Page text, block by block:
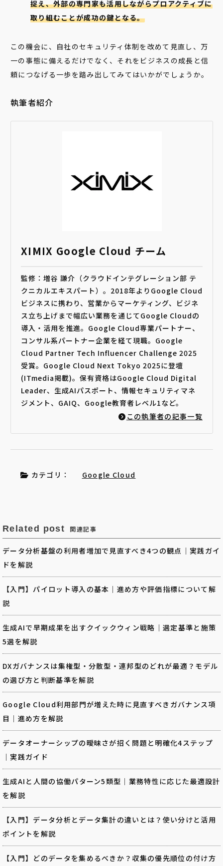
捉え、外部の専門家も活用しながらプロアクティブに
取り組むことが成功の鍵となる。
この機会に、自社のセキュリティ体制を改めて見直し、万
一の事態に備えるだけでなく、それをビジネスの成長と信
頼につなげる一歩を踏み出してみてはいかがでしょうか。
執筆者紹介
XIMIX Google Cloud チーム
監修：増谷 謙介（クラウドインテグレーション部 テ
クニカルエキスパート）。2018年よりGoogle Cloud
ビジネスに携わり、営業からマーケティング、ビジネ
ス立ち上げまで幅広い業務を通じてGoogle Cloudの
導入・活用を推進。Google Cloud専業パートナー、
コンサル系パートナー企業を経て現職。Google
Cloud Partner Tech Influencer Challenge 2025
受賞。Google Cloud Next Tokyo 2025に登壇
(ITmedia掲載)。保有資格はGoogle Cloud Digital
Leader、生成AIパスポート、情報セキュリティマネ
ジメント、GAIQ、Google教育者レベル1など。
この執筆者の記事一覧
カテゴリ： Google Cloud
Related post 関連記事
データ分析基盤の利用者増加で見直すべき4つの観点｜実践ガイ
ドを解説
【入門】パイロット導入の基本｜進め方や評価指標について解
説
生成AIで早期成果を出すクイックウィン戦略｜選定基準と施策
5選を解説
DXガバナンスは集権型・分散型・連邦型のどれが最適？モデル
の選び方と判断基準を解説
Google Cloud利用部門が増えた時に見直すべきガバナンス項
目｜進め方を解説
データオーナーシップの曖昧さが招く問題と明確化4ステップ
｜実践ガイド
生成AIと人間の協働パターン5類型｜業務特性に応じた最適設計
を解説
【入門】データ分析とデータ集計の違いとは？使い分けと活用
ポイントを解説
【入門】どのデータを集めるべきか？収集の優先順位の付け方